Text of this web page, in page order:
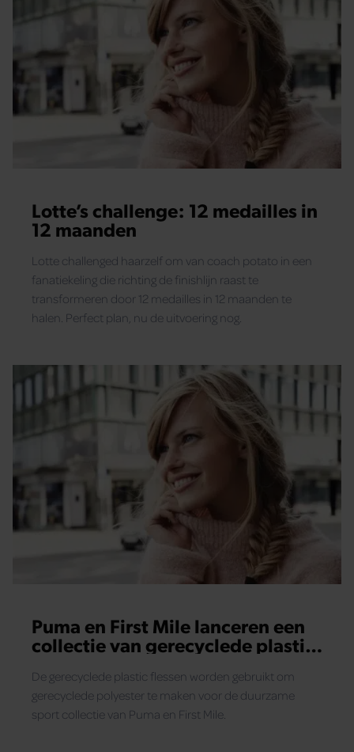
Lotte’s challenge: 12 medailles in
12 maanden
Lotte challenged haarzelf om van coach potato in een
fanatiekeling die richting de finishlijn raast te
transformeren door 12 medailles in 12 maanden te
halen. Perfect plan, nu de uitvoering nog.
Puma en First Mile lanceren een
collectie van gerecyclede plastic
De gerecyclede plastic flessen worden gebruikt om
gerecyclede polyester te maken voor de duurzame
sport collectie van Puma en First Mile.